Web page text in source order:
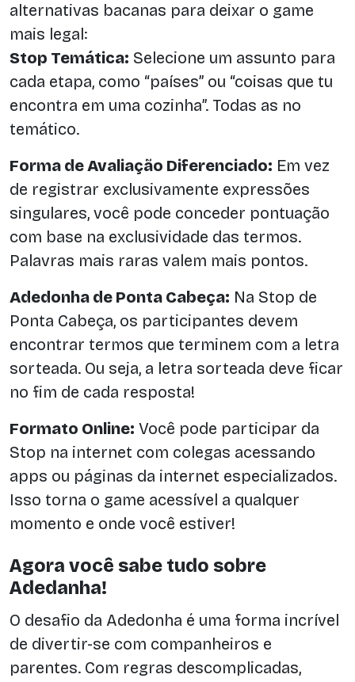
alternativas bacanas para deixar o game
mais legal:
Stop Temática: Selecione um assunto para
cada etapa, como “países” ou “coisas que tu
encontra em uma cozinha”. Todas as no
temático.
Forma de Avaliação Diferenciado: Em vez
de registrar exclusivamente expressões
singulares, você pode conceder pontuação
com base na exclusividade das termos.
Palavras mais raras valem mais pontos.
Adedonha de Ponta Cabeça: Na Stop de
Ponta Cabeça, os participantes devem
encontrar termos que terminem com a letra
sorteada. Ou seja, a letra sorteada deve ficar
no fim de cada resposta!
Formato Online: Você pode participar da
Stop na internet com colegas acessando
apps ou páginas da internet especializados.
Isso torna o game acessível a qualquer
momento e onde você estiver!
Agora você sabe tudo sobre
Adedanha!
O desafio da Adedonha é uma forma incrível
de divertir-se com companheiros e
parentes. Com regras descomplicadas,